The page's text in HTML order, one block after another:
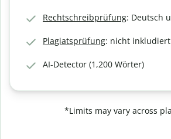
Rechtschreibprüfung: Deutsch
Plagiatsprüfung: nicht inkludiert
AI-Detector (1,200 Wörter)
*Limits may vary across